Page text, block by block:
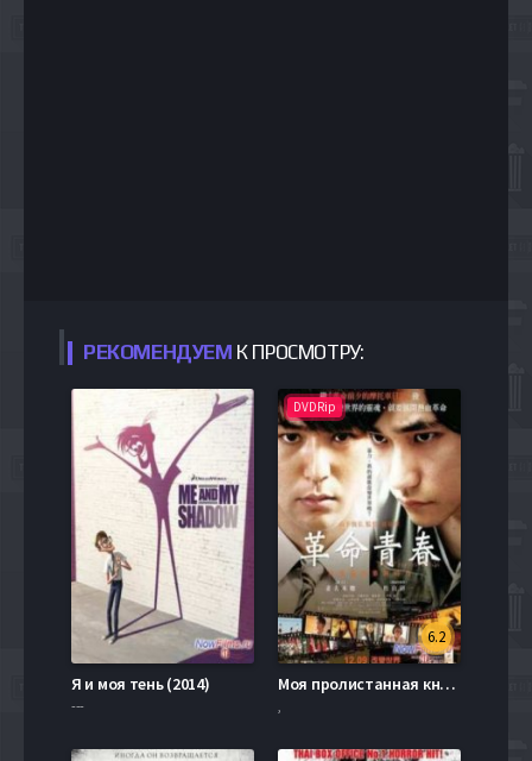
РЕКОМЕНДУЕМ К ПРОСМОТРУ:
Я и моя тень (2014)
---
DVDRip
6.2
Моя пролистанная книга / Моя последняя страница (2011)